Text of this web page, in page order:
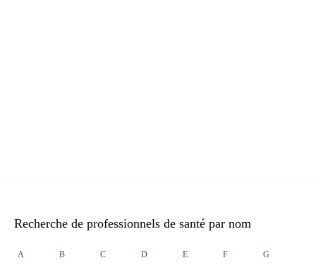
Recherche de professionnels de santé par nom
A B C D E F G